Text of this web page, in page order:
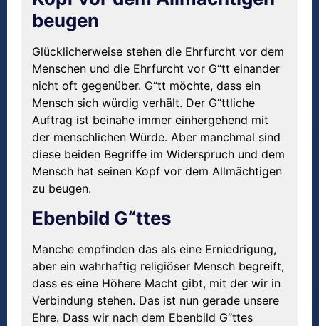
beugen
Glücklicherweise stehen die Ehrfurcht vor dem
Menschen und die Ehrfurcht vor G“tt einander
nicht oft gegenüber. G“tt möchte, dass ein
Mensch sich würdig verhält. Der G“ttliche
Auftrag ist beinahe immer einhergehend mit
der menschlichen Würde. Aber manchmal sind
diese beiden Begriffe im Widerspruch und dem
Mensch hat seinen Kopf vor dem Allmächtigen
zu beugen.
Ebenbild G“ttes
Manche empfinden das als eine Erniedrigung,
aber ein wahrhaftig religiöser Mensch begreift,
dass es eine Höhere Macht gibt, mit der wir in
Verbindung stehen. Das ist nun gerade unsere
Ehre. Dass wir nach dem Ebenbild G“ttes